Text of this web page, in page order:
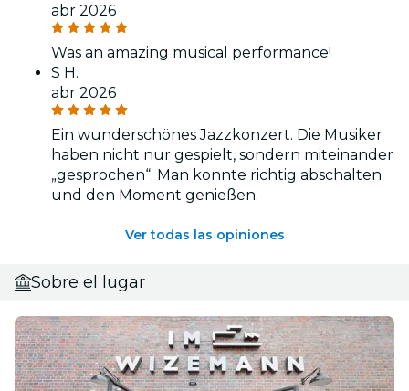
abr 2026
Was an amazing musical performance!
S H.
abr 2026
Ein wunderschönes Jazzkonzert. Die Musiker
haben nicht nur gespielt, sondern miteinander
„gesprochen“. Man konnte richtig abschalten
und den Moment genießen.
Ver todas las opiniones
Sobre el lugar